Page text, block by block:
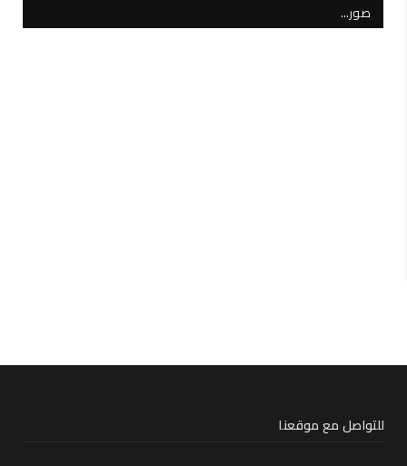
صور…
للتواصل مع موقعنا